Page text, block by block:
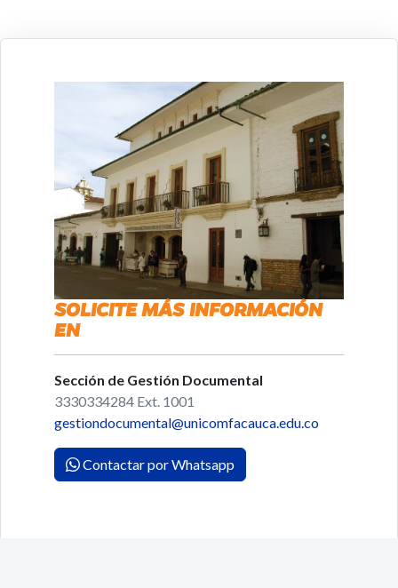
SOLICITE MÁS INFORMACIÓN
EN
Sección de Gestión Documental
3330334284 Ext. 1001
gestiondocumental@unicomfacauca.edu.co
Contactar por Whatsapp